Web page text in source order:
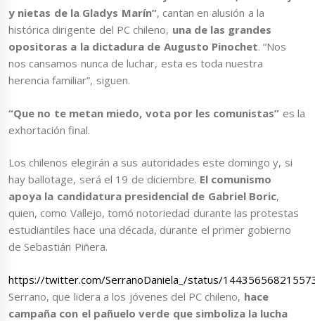
y nietas de la Gladys Marín”, cantan en alusión a la
histórica dirigente del PC chileno, una de las grandes
opositoras a la dictadura de Augusto Pinochet. “Nos
nos cansamos nunca de luchar, esta es toda nuestra
herencia familiar”, siguen.
“Que no te metan miedo, vota por les comunistas” es la
exhortación final.
Los chilenos elegirán a sus autoridades este domingo y, si
hay ballotage, será el 19 de diciembre. El comunismo
apoya la candidatura presidencial de Gabriel Boric,
quien, como Vallejo, tomó notoriedad durante las protestas
estudiantiles hace una década, durante el primer gobierno
de Sebastián Piñera.
https://twitter.com/SerranoDaniela_/status/
Serrano, que lidera a los jóvenes del PC chileno, hace
campaña con el pañuelo verde que simboliza la lucha